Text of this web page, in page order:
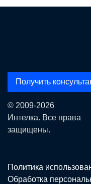
Получить
© 2009-2026
Интелка. Все права
защищены.
Политика
Обработка